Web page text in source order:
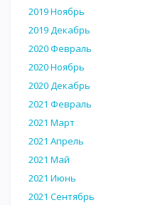
2019 Ноябрь
2019 Декабрь
2020 Февраль
2020 Ноябрь
2020 Декабрь
2021 Февраль
2021 Март
2021 Апрель
2021 Май
2021 Июнь
2021 Сентябрь